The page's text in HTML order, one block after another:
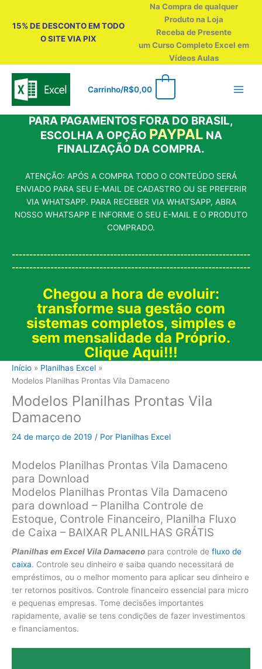
15% DE DESCONTO EM TODO
O SITE VIA PIX
Na Compra de qualquer
Produto na Loja
Receba de Presente
um Curso Completo Excel em
Vídeos Aulas
Carrinho/R$0,00
PARA PAGAMENTOS FORA DO BRASIL,
ESCOLHA A OPÇÃO PAYPAL NA
FINALIZAÇÃO DA COMPRA.
ATENÇÃO: APÓS A COMPRA TODO O CONTEÚDO SERÁ
ENVIADO PARA SEU E-MAIL DE CADASTRO OU SE PREFERIR
VIA WHATSAPP. PARA RECEBER VIA WHATSAPP, ABRA
NOSSO WHATSAPP E INFORME O SEU E-MAIL E O PRODUTO
COMPRADO.
--------------------------------------------------------------------
--------------------------------------------------------------------
Chegou a hora de evoluir:
transforme sua gestão com
sistemas completos, simples e
sem mensalidade da Próprio.
Clique Aqui!!!
Início
Planilhas Excel
Modelos Planilhas Prontas Vila Damaceno
Modelos Planilhas Prontas Vila
Damaceno
24 de março de 2019 / Por Planilhas Excel
Modelos Planilhas Prontas Vila Damaceno
para Download
Modelos Planilhas Prontas Vila Damaceno
para download – Planilha Controle de
Estoque, Controle Financeiro, Planilha Fluxo
de Caixa – BAIXAR PLANILHAS GRÁTIS
Planilhas em Excel Vila Damaceno para controle de fluxo de
caixa. Controle seu dinheiro e saiba quando necessitará de
empréstimos, ou o melhor momento para aplicar seu dinheiro e
ter retornos positivos. Controle financeiro essencial para micro
e pequenas empresas. Tome decisões importantes
rapidamente, avalie se tens condições de fazer investimentos
e financiamentos.